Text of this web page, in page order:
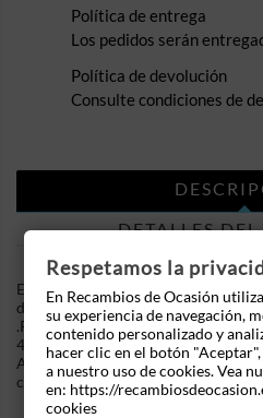
Política de entrega
Los pedidos serán
Política de devolución
Consulte condiciones de
DETALLES
En Recambios de Ocasion
delantero izquierdo Bmw Serie 5
.Referencia Interna:
4 elevalunas eléctricos y mando
Ademas, disponemos de mas
consultenos.
Respetamos la
En Recambios de Ocasión
su experiencia de navegación,
contenido personalizado y
hacer clic en el botón
a nuestro uso de cookies. Vea
en: https://
cookies